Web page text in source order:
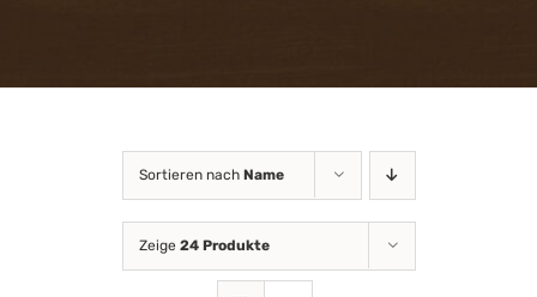
Gutscheinshop Online
Sortieren nach Name
Zeige 24 Produkte